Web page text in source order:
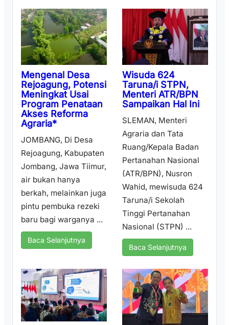
Mengenal Desa
Rejoagung, Potensi
Meningkat Usai
Program Penataan
Akses Reforma
Agraria*
JOMBANG, Di Desa
Rejoagung, Kabupaten
Jombang, Jawa Tiimur,
air bukan hanya
berkah, melainkan juga
pintu pembuka rezeki
baru bagi warganya ...
Baca Selanjutnya
Wisuda 624
Taruna/i STPN,
Menteri ATR/BPN
Sampaikan Hal Ini
SLEMAN, Menteri
Agraria dan Tata
Ruang/Kepala Badan
Pertanahan Nasional
(ATR/BPN), Nusron
Wahid, mewisuda 624
Taruna/i Sekolah
Tinggi Pertanahan
Nasional (STPN) ...
Baca Selanjutnya